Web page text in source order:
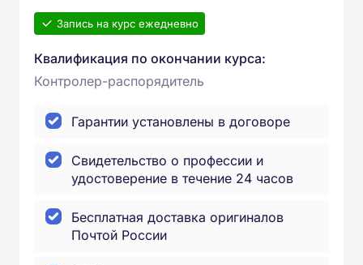
Запись на курс ежедневно
Квалификация по окончании курса:
Контролер-распорядитель
Гарантии установлены в договоре
Свидетельство о профессии и
удостоверение в течение 24 часов
Бесплатная доставка оригиналов
Почтой России